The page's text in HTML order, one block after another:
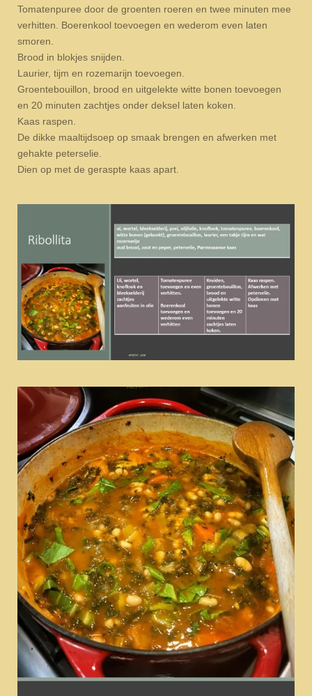
Tomatenpuree door de groenten roeren en twee minuten mee
verhitten. Boerenkool toevoegen en wederom even laten
smoren.
Brood in blokjes snijden.
Laurier, tijm en rozemarijn toevoegen.
Groentebouillon, brood en uitgelekte witte bonen toevoegen
en 20 minuten zachtjes onder deksel laten koken.
Kaas raspen.
De dikke maaltijdsoep op smaak brengen en afwerken met
gehakte peterselie.
Dien op met de geraspte kaas apart.